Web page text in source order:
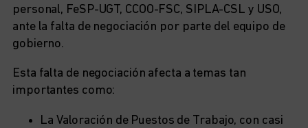
personal, FeSP-UGT, CCOO-FSC, SIPLA-CSL y USO,
ante la falta de negociación por parte del equipo de
gobierno.
Esta falta de negociación afecta a temas tan
importantes como:
La Valoración de Puestos de Trabajo, con casi